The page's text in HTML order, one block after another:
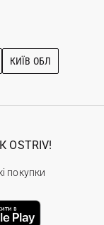
КИЇВ ОБЛ
покупки